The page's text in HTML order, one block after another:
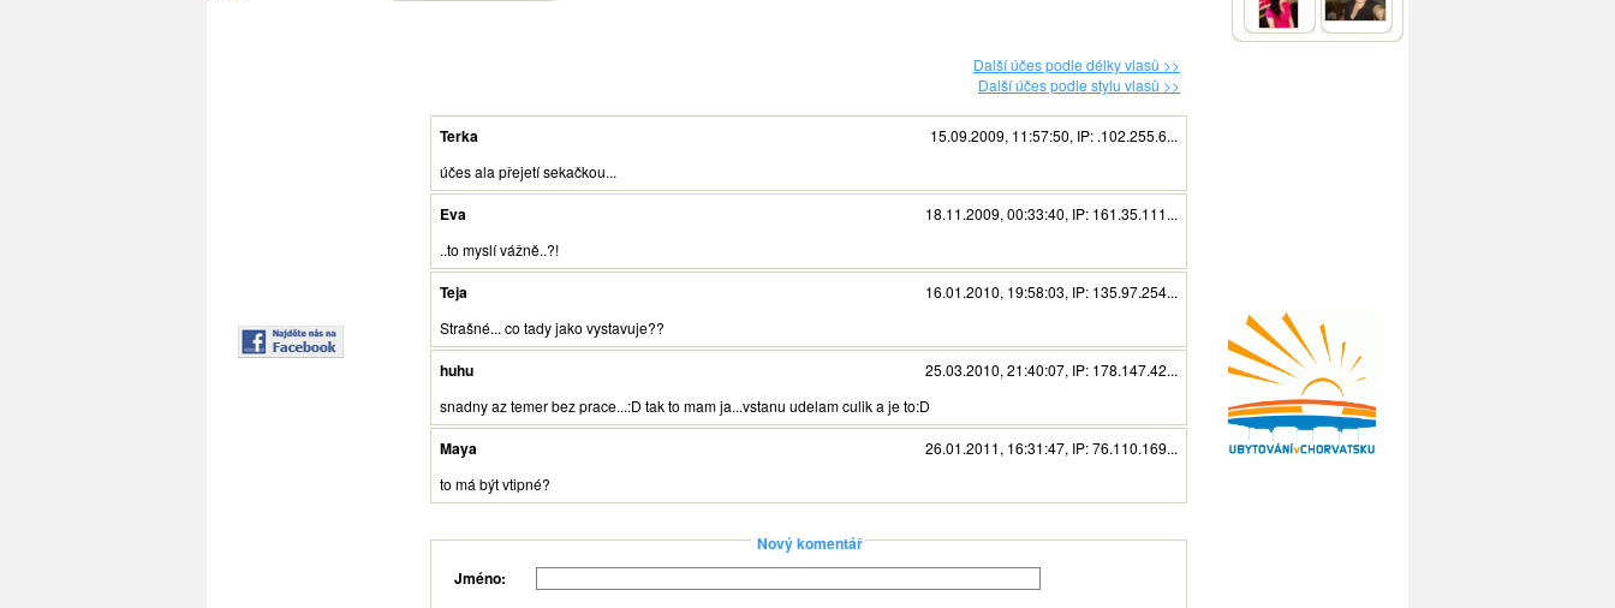
Další účes podle délky vlasů >>
Další účes podle stylu vlasů >>
Terka
15.09.2009, 11:57:50, IP: .102.255.6...
účes ala přejetí sekačkou...
Eva
18.11.2009, 00:33:40, IP: 161.35.111...
..to myslí vážně..?!
Teja
16.01.2010, 19:58:03, IP: 135.97.254...
Strašné... co tady jako vystavuje??
huhu
25.03.2010, 21:40:07, IP: 178.147.42...
snadny az temer bez prace...:D tak to mam ja...vstanu udelam culik a je to:D
Maya
26.01.2011, 16:31:47, IP: 76.110.169...
to má být vtipné?
Nový komentář
Jméno: